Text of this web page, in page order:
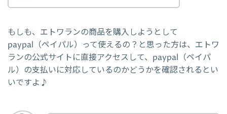
もしも、エトワランの商品を購入しようとして
paypal（ペイパル）って使えるの？と思った方は、エトワ
ランの公式サイトに直接アクセスして、paypal（ペイパ
ル）の支払いに対応しているのかどうかを確認されるとい
いですよ♪